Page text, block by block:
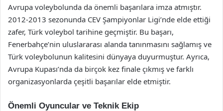
Avrupa voleybolunda da önemli başarılara imza atmıştır.
2012-2013 sezonunda CEV Şampiyonlar Ligi’nde elde ettiği
zafer, Türk voleybol tarihine geçmiştir. Bu başarı,
Fenerbahçe’nin uluslararası alanda tanınmasını sağlamış ve
Türk voleybolunun kalitesini dünyaya duyurmuştur. Ayrıca,
Avrupa Kupası’nda da birçok kez finale çıkmış ve farklı
organizasyonlarda çeşitli başarılar elde etmiştir.
Önemli Oyuncular ve Teknik Ekip